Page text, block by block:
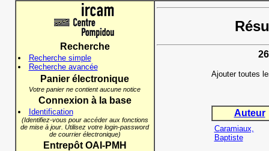
Recherche
Recherche simple
Recherche avancée
Panier électronique
Votre panier ne contient aucune notice
Connexion à la base
Identification
(Identifiez-vous pour accéder aux fonctions
de mise à jour. Utilisez votre login-password
de courrier électronique)
Entrepôt OAI-PMH
Ajouter toutes
Auteur
Caramiaux,
Baptiste